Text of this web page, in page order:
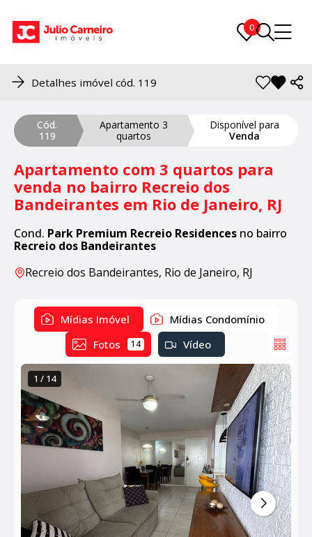
0
0
Detalhes imóvel cód. 119
Cód.
119
Apartamento 3
quartos
Disponível para
Venda
Apartamento com 3 quartos para
venda no bairro Recreio dos
Bandeirantes em Rio de Janeiro, RJ
Cond. Park Premium Recreio Residences no bairro
Recreio dos Bandeirantes
Recreio dos Bandeirantes, Rio de Janeiro, RJ
Mídias Imóvel
Mídias Condomínio
Fotos
14 Vídeo
1 / 14